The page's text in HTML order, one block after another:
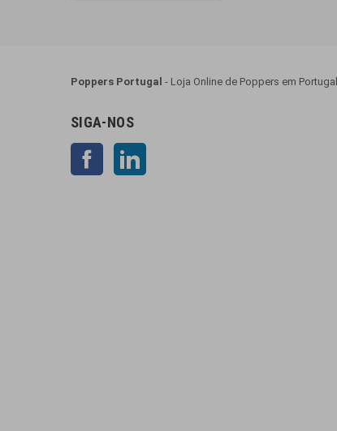
Poppers Portugal - Loja Online de Poppers em Portugal
SIGA-NOS
Facebook